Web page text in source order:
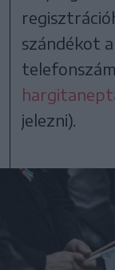
szándékot
jelezni).